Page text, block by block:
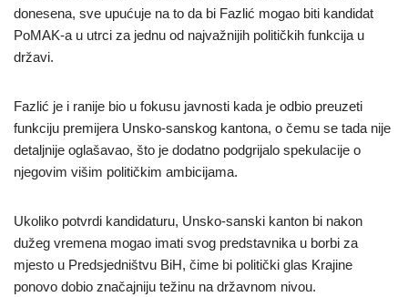
donesena, sve upućuje na to da bi Fazlić mogao biti kandidat
PoMAK-a u utrci za jednu od najvažnijih političkih funkcija u
državi.
Fazlić je i ranije bio u fokusu javnosti kada je odbio preuzeti
funkciju premijera Unsko-sanskog kantona, o čemu se tada nije
detaljnije oglašavao, što je dodatno podgrijalo spekulacije o
njegovim višim političkim ambicijama.
Ukoliko potvrdi kandidaturu, Unsko-sanski kanton bi nakon
dužeg vremena mogao imati svog predstavnika u borbi za
mjesto u Predsjedništvu BiH, čime bi politički glas Krajine
ponovo dobio značajniju težinu na državnom nivou.